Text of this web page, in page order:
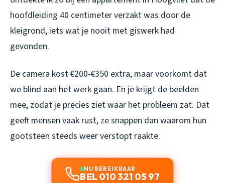
hoofdleiding 40 centimeter verzakt was door de
kleigrond, iets wat je nooit met giswerk had
gevonden.
De camera kost €200-€350 extra, maar voorkomt dat
we blind aan het werk gaan. En je krijgt de beelden
mee, zodat je precies ziet waar het probleem zat. Dat
geeft mensen vaak rust, ze snappen dan waarom hun
gootsteen steeds weer verstopt raakte.
NU BEREIKBAAR
BEL 010 321 05 97